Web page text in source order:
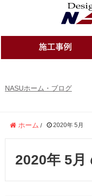
NASUホーム・ブログ
ホーム / 2020年 5月
2020年 5月